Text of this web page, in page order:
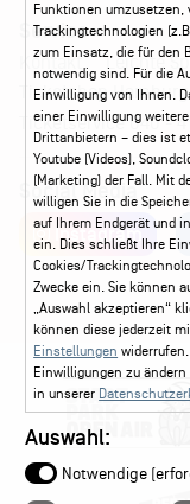
Service
Kontakt Leichte
Ticketshop Hamburg
Ticketservice 040 -
Social Media
Instagram
Funktionen umzusetzen,
Trackingtechnologien
zum Einsatz, die für den
notwendig sind. Für die
Einwilligung von Ihnen.
einer Einwilligung
Drittanbietern – dies ist
Youtube (Videos),
(Marketing) der Fall. Mit
willigen Sie in die
auf Ihrem Endgerät und
ein. Dies schließt Ihre
Cookies/
Zwecke ein. Sie können
„Auswahl akzeptieren“
können diese jederzeit
Einstellungen
Einwilligungen zu
in unserer
Auswahl:
Notwendige